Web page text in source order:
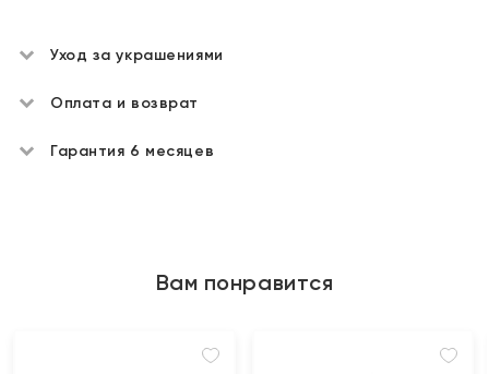
Уход за украшениями
Оплата и возврат
Гарантия 6 месяцев
Вам понравится